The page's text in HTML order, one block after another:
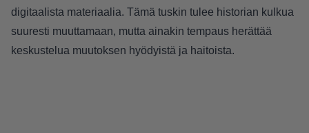
digitaalista materiaalia. Tämä tuskin tulee historian kulkua
suuresti muuttamaan, mutta ainakin tempaus herättää
keskustelua muutoksen hyödyistä ja haitoista.